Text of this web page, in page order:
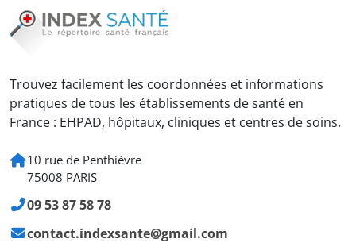
Trouvez facilement les coordonnées et informations
pratiques de tous les établissements de santé en
France : EHPAD, hôpitaux, cliniques et centres de soins.
10 rue de Penthièvre
75008 PARIS
09 53 87 58 78
contact.indexsante@gmail.com